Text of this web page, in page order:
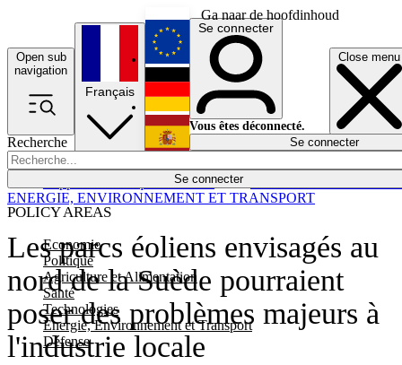
Ga naar de hoofdinhoud
Open sub
navigation
Close menu
Recherche
Se connecter
POLICY AREAS
Economie
Politique
Agriculture et Alimentation
Santé
Technologies
Energie, Environnement et Transport
Défense
Économie
Français
English
Deutsch
Español
Se connecter
Vous êtes déconnecté.
Se connecter
Les parcs éoliens envisagés au
nord de la Suède pourraient
poser des problèmes majeurs à
l'industrie locale
ENERGIE, ENVIRONNEMENT ET TRANSPORT